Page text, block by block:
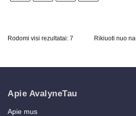
Rodomi visi rezultatai: 7
Apie AvalyneTau
Apie mus